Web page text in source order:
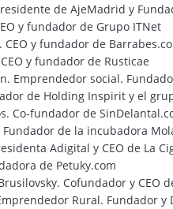
de AjeMadrid y
y fundador de Grupo ITNet
CEO y fundador de
y fundador de Rusticae
Emprendedor social.
de Holding Inspirit y el
Co-fundador de
Fundador de la incubadora
Adigital y CEO de La
de Petuky.com
Cofundador y CEO
Rural. Fundador